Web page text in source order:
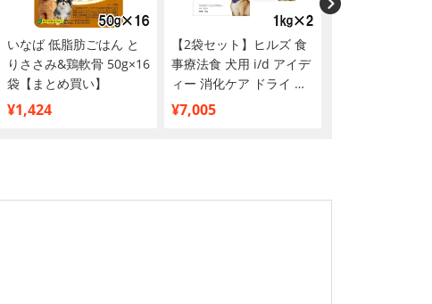
いなば 低脂肪ごはん と
りささみ&鶏軟骨 50g×16
袋【まとめ買い】
¥1,424
【2袋セット】ヒルズ 食
事療法食 犬用 i/d アイデ
ィー 消化ケア ドライ 小
粒 1kg
¥7,005